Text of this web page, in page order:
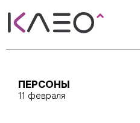
ПЕРСОНЫ
11 февраля